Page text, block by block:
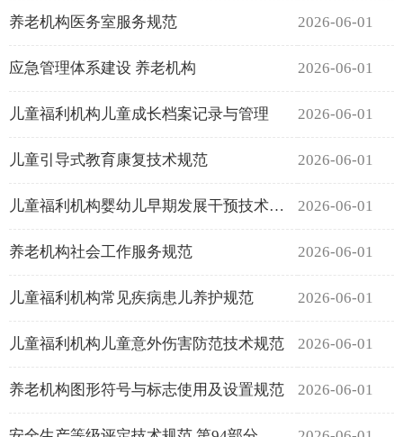
养老机构医务室服务规范 2026-06-01
应急管理体系建设 养老机构 2026-06-01
儿童福利机构儿童成长档案记录与管理 2026-06-01
儿童引导式教育康复技术规范 2026-06-01
儿童福利机构婴幼儿早期发展干预技术规范 2026-06-01
养老机构社会工作服务规范 2026-06-01
儿童福利机构常见疾病患儿养护规范 2026-06-01
儿童福利机构儿童意外伤害防范技术规范 2026-06-01
养老机构图形符号与标志使用及设置规范 2026-06-01